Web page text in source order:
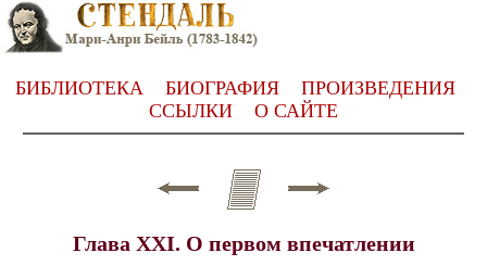
БИБЛИОТЕКА БИОГРАФИЯ
ПРОИЗВЕДЕНИЯ
ССЫЛКИ
О САЙТЕ
Глава XXI. О первом впечатлении